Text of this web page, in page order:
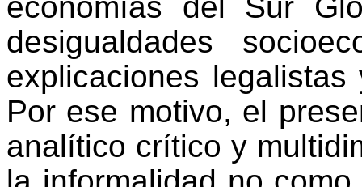
desigualdades
explicaciones
Por ese motivo, el
analítico crítico y